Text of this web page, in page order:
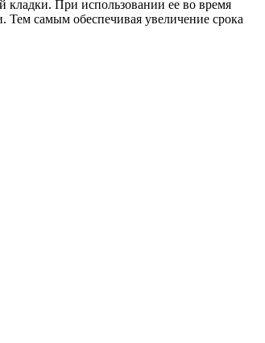
кладки. При использовании ее во время
самым обеспечивая увеличение срока